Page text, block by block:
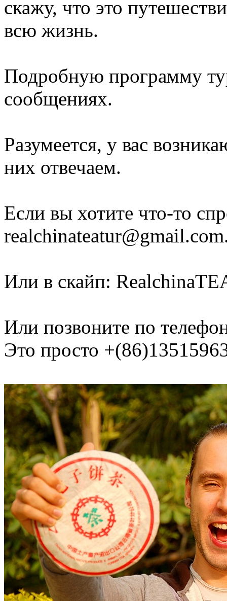
скажу, что это
всю жизнь.
Подробную программу
сообщениях.
Разумеется, у вас
них отвечаем.
Если вы хотите что-то
Или в скайп:
Или позвоните по
Это просто